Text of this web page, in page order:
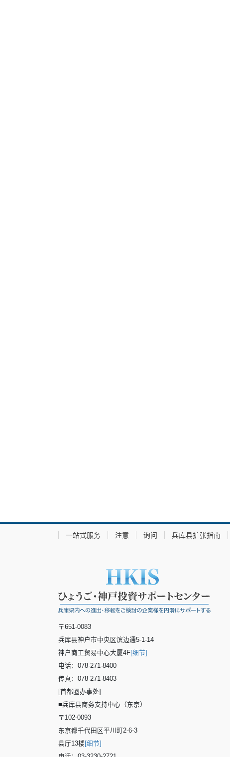
一站式服务 注意 询问 兵库县扩张指南
〒651-0083
兵库县神户市中央区滨边通5-1-14
神户商工贸易中心大厦4F [细节]
电话：078-271-8400
传真：078-271-8403
[首都圈办事处]
■兵库县商务支持中心（东京）
〒102-0093
东京都千代田区平川町2-6-3
县厅13楼 [细节]